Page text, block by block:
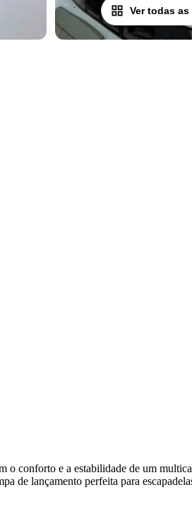
Ver todas
o conforto e a estabilidade de um
de lançamento perfeita para